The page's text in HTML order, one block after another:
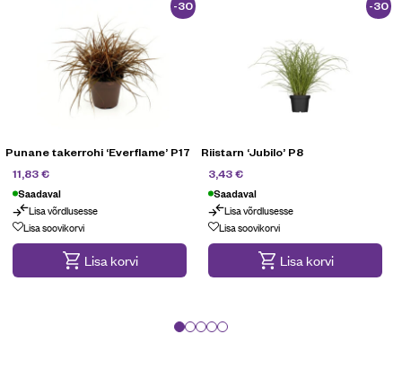
-30
%
Punane takerrohi ‘Everflame’ P17
11,83€
Saadaval
Lisa võrdlusesse
Lisa soovikorvi
Lisa korvi
-30
%
Riistarn ‘Jubilo’ P8
3,43€
Saadaval
Lisa võrdlusesse
Lisa soovikorvi
Lisa korvi